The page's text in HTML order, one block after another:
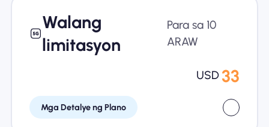
Walang
limitasyon
Para sa 10
ARAW
USD 33
Mga Detalye ng Plano